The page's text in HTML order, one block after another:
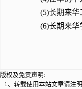
(5)长期来华
(6)长期来华
版权及免责声明:
1、转载使用本站文章请注明